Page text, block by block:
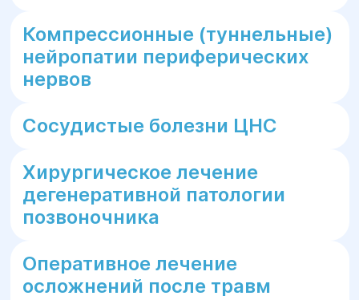
Компрессионные (туннельные)
нейропатии периферических
нервов
Сосудистые болезни ЦНС
Хирургическое лечение
дегенеративной патологии
позвоночника
Оперативное лечение
осложнений после травм